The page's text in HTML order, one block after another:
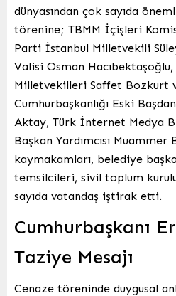
dünyasından çok sayıda
törenine; TBMM İçişleri
Parti İstanbul Milletvekili
Valisi Osman
Milletvekilleri Saffet Bozkurt
Cumhurbaşkanlığı Eski
Aktay, Türk İnternet Medya
Başkan Yardımcısı Muammer
kaymakamları, belediye
temsilcileri, sivil toplum
sayıda vatandaş iştirak etti.
Cumhurbaşkanı
Taziye Mesajı
Cenaze töreninde duygusal